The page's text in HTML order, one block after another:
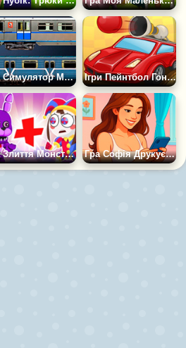
Гра Симулятор Московського Метро 2Д Ігри Пейнтбол Гонки
Гра Злиття Монстрів 2Д Гра Софія Друкує Повідомлення